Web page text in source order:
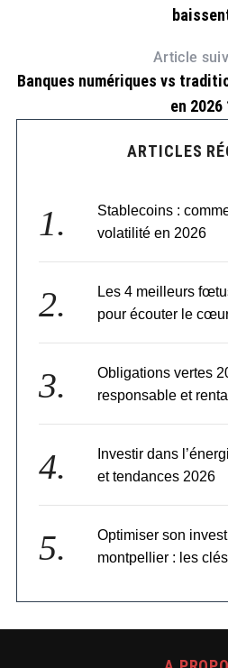
Article
Banques numériques vs
en 2026
ARTICLES
Stablecoins :
volatilité en 2026
Les 4 meilleurs
pour écouter le
Obligations vertes
responsable et
Investir dans
et tendances 2026
Optimiser son
montpellier : les